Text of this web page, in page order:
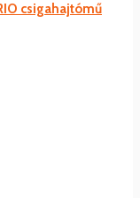
csigahajtómű